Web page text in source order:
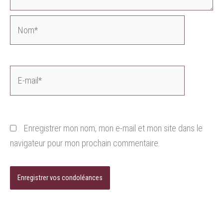
Enregistrer mon nom, mon e-mail et mon site dans le
navigateur pour mon prochain commentaire.